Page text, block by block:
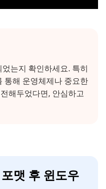
는지 확인하세요. 특히
해 운영체제나 중요한
해두었다면, 안심하고
맷 후 윈도우